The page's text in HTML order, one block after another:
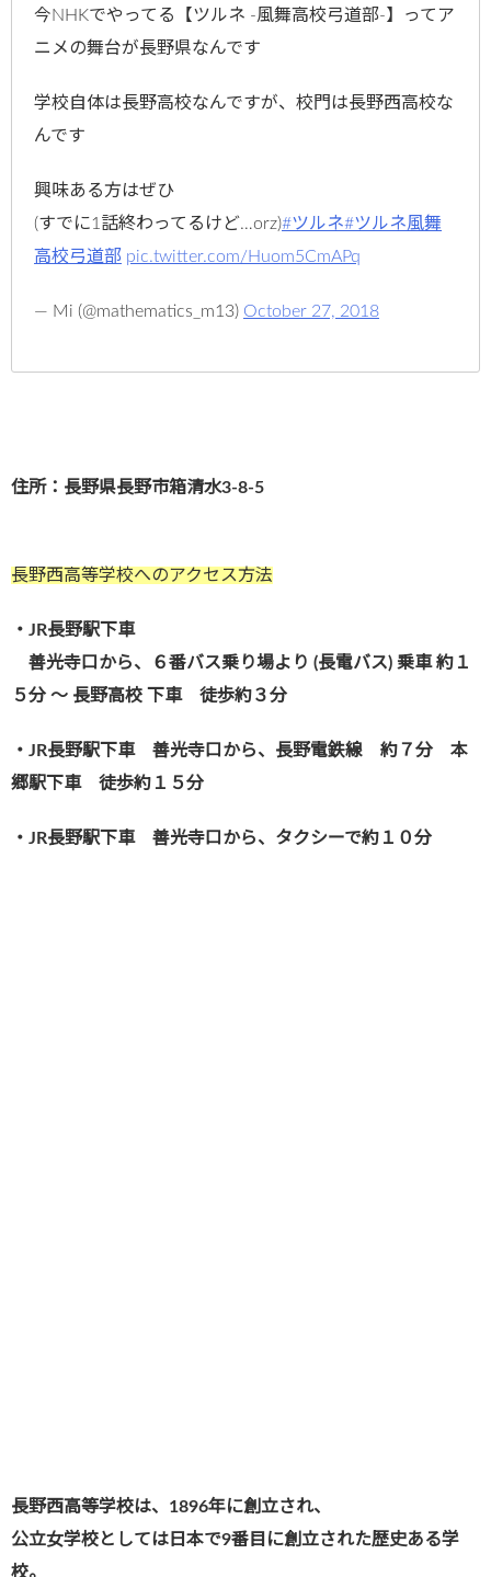
今NHKでやってる【ツルネ -風舞高校弓道部-】ってア
ニメの舞台が長野県なんです
学校自体は長野高校なんですが、校門は長野西高校な
んです
興味ある方はぜひ
(すでに1話終わってるけど…orz)#ツルネ#ツルネ風舞
高校弓道部 pic.twitter.com/Huom5CmAPq
— Mi (@mathematics_m13) October 27, 2018
住所：長野県長野市箱清水3-8-5
長野西高等学校へのアクセス方法
・JR長野駅下車
善光寺口から、６番バス乗り場より (長電バス) 乗車 約１
５分 ～ 長野高校 下車 徒歩約３分
・JR長野駅下車 善光寺口から、長野電鉄線 約７分 本
郷駅下車 徒歩約１５分
・JR長野駅下車 善光寺口から、タクシーで約１０分
長野西高等学校は、1896年に創立され、
公立女学校としては日本で9番目に創立された歴史ある学
校。